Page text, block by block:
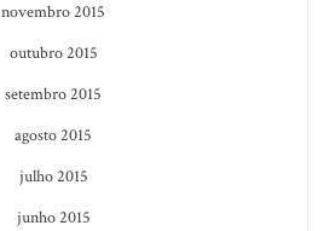
novembro 2015
outubro 2015
setembro 2015
agosto 2015
julho 2015
junho 2015